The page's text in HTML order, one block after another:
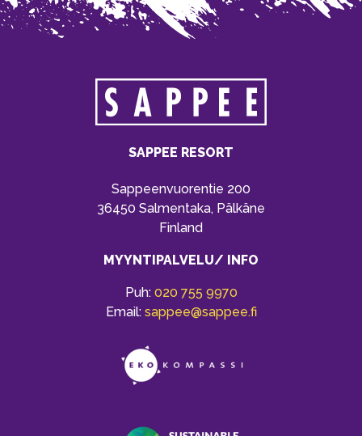
SAPPEE RESORT
Sappeenvuorentie 200
36450 Salmentaka, Pälkäne
Finland
MYYNTIPALVELU/ INFO
Puh: 020 755 9970
Email: sappee@sappee.fi